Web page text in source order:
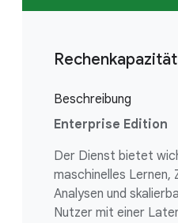
Rechenkapazität
Beschreibung
Enterprise Edition
Der Dienst bietet
maschinelles
Analysen und
Nutzer mit einer